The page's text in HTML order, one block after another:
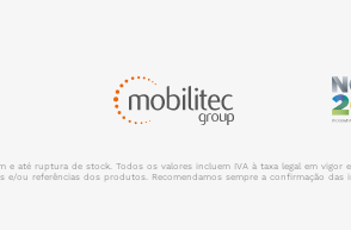
e até ruptura de stock. Todos os valores incluem IVA à taxa legal em
e/ou referências dos produtos. Recomendamos sempre a confirmação